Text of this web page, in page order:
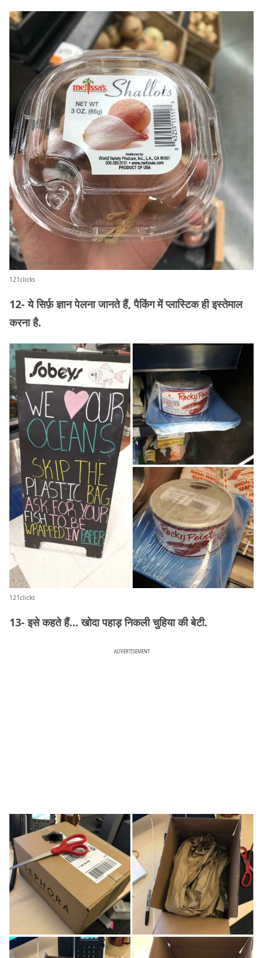
121clicks
12- ये सिर्फ़ ज्ञान पेलना जानते हैं, पैकिंग में प्लास्टिक ही इस्तेमाल
करना है.
121clicks
13- इसे कहते हैं… खोदा पहाड़ निकली चुहिया की बेटी.
ADVERTISEMENT